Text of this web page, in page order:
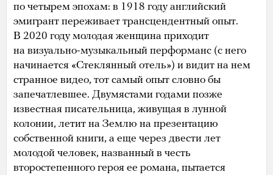
по четырем эпохам: в 1918 году английский
эмигрант переживает трансцендентный опыт.
В 2020 году молодая женщина приходит
на визуально-музыкальный перформанс (с него
начинается «Стеклянный отель») и видит на нем
странное видео, тот самый опыт словно бы
запечатлевшее. Двумястами годами позже
известная писательница, живущая в лунной
колонии, летит на Землю на презентацию
собственной книги, а еще через двести лет
молодой человек, названный в честь
второстепенного героя ее романа, пытается